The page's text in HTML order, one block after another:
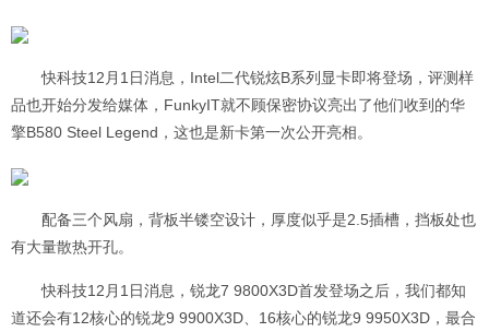
快科技12月1日消息，Intel二代锐炫B系列显卡即将登场，评测样
品也开始分发给媒体，FunkyIT就不顾保密协议亮出了他们收到的华
擎B580 Steel Legend，这也是新卡第一次公开亮相。
配备三个风扇，背板半镂空设计，厚度似乎是2.5插槽，挡板处也
有大量散热开孔。
快科技12月1日消息，锐龙7 9800X3D首发登场之后，我们都知
道还会有12核心的锐龙9 9900X3D、16核心的锐龙9 9950X3D，最合